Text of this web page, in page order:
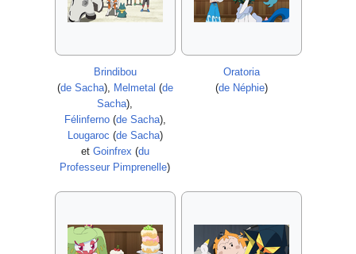
Brindibou
(de Sacha), Melmetal (de
Sacha),
Félinferno(de Sacha),
Lougaroc (de Sacha)
et Goinfrex (du
Professeur Pimprenelle)
Oratoria
(de Néphie)